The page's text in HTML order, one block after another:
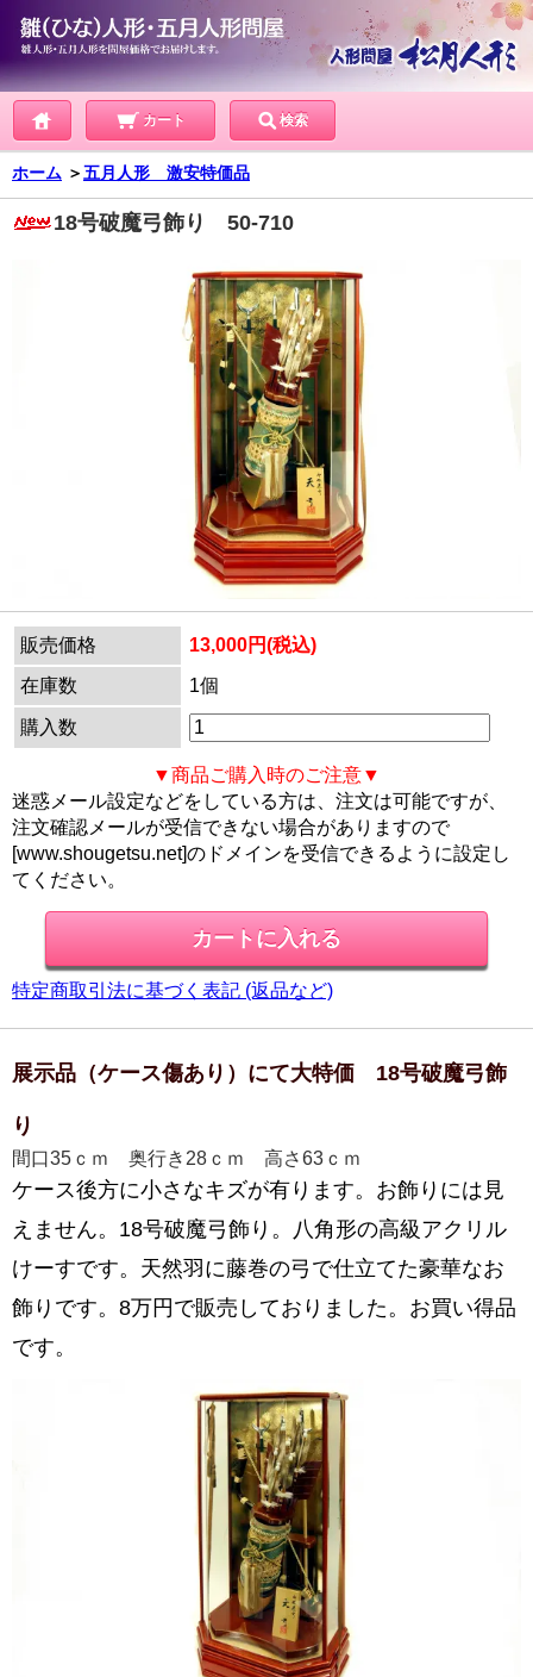
カート 検索
ホーム ＞五月人形 激安特価品
18号破魔弓飾り 50-710
販売価格
13,000円(税込)
在庫数
1個
購入数
▼商品ご購入時のご注意▼
迷惑メール設定などをしている方は、注文は可能ですが、
注文確認メールが受信できない場合がありますので
[www.shougetsu.net]のドメインを受信できるように設定し
てください。
特定商取引法に基づく表記 (返品など)
展示品（ケース傷あり）にて大特価 18号破魔弓飾
り
間口35ｃｍ 奥行き28ｃｍ 高さ63ｃｍ
ケース後方に小さなキズが有ります。お飾りには見
えません。18号破魔弓飾り。八角形の高級アクリル
けーすです。天然羽に藤巻の弓で仕立てた豪華なお
飾りです。8万円で販売しておりました。お買い得品
です。